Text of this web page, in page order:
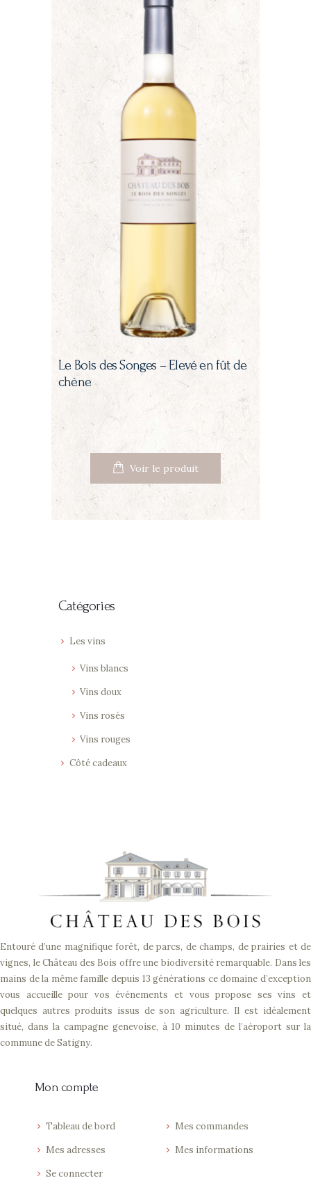
Le Bois des Songes – Elevé en fût de
chêne
Voir le produit
Catégories
Les vins
Vins blancs
Vins doux
Vins rosés
Vins rouges
Côté cadeaux
Entouré d’une magnifique forêt, de parcs, de champs, de prairies et de
vignes, le Château des Bois offre une biodiversité remarquable. Dans les
mains de la même famille depuis 13 générations ce domaine d’exception
vous accueille pour vos événements et vous propose ses vins et
quelques autres produits issus de son agriculture. Il est idéalement
situé, dans la campagne genevoise, à 10 minutes de l’aéroport sur la
commune de Satigny.
Mon compte
Tableau de bord
Mes commandes
Mes adresses
Mes informations
Se connecter